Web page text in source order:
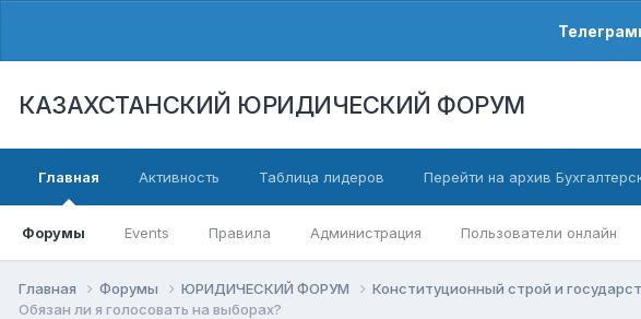
КАЗАХСТАНСКИЙ ЮРИДИЧЕСКИЙ ФОРУМ
Главная
Форумы Events Правила Администрация Пользователи онлайн
Активность Таблица лидеров Перейти на архив
Главная Форумы ЮРИДИЧЕСКИЙ ФОРУМ Конституционный строй и
Обязан ли я голосовать на выборах?